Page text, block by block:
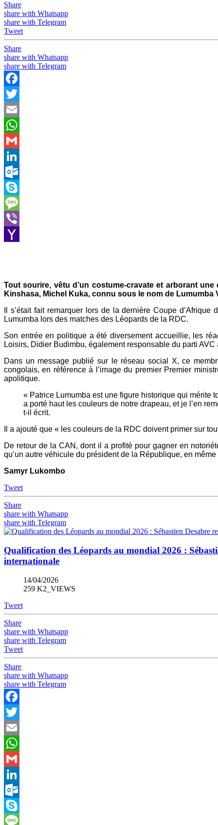
Share
share with Whatsapp
share with Telegram
Tweet
Share
share with Whatsapp
share with Telegram
Facebook
Twitter
Email
WhatsApp
Gmail
LinkedIn
Outlook.com
Skype
Message
Viber
Tout sourire, vêtu d’un costume-cravate et arborant
Kinshasa, Michel Kuka, connu sous le nom de
Il s’était fait remarquer lors de la dernière Coupe
Lumumba lors des matches des Léopards de la RDC.
Son entrée en politique a été diversement accueillie, les
Loisirs, Didier Budimbu, également responsable du parti AVC
Dans un message publié sur le réseau social X, ce
congolais, en référence à l’image du premier Premier
apolitique.
« Patrice Lumumba est une figure historique qui mérite
a porté haut les couleurs de notre drapeau, et je l’en
t-il écrit.
Il a ajouté que « les couleurs de la RDC doivent primer sur
De retour de la CAN, dont il a profité pour gagner en
qu’un autre véhicule du président de la République, en
Samyr Lukombo
Tweet
Share
share with Whatsapp
share with Telegram
Qualification des Léopards au mondial 2026 :
internationale
14/04/2026
259 K2_VIEWS
Tweet
Share
share with Whatsapp
share with Telegram
Tweet
Share
share with Whatsapp
share with Telegram
Facebook
Twitter
Email
WhatsApp
Gmail
LinkedIn
Outlook.com
Skype